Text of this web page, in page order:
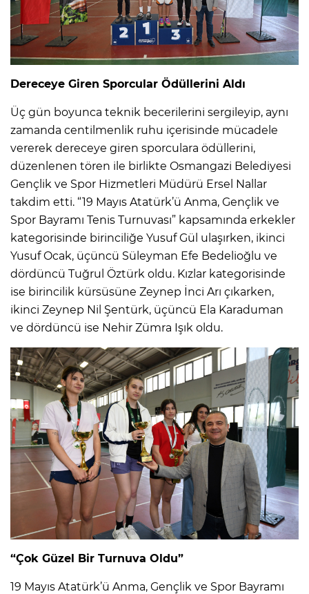
Dereceye Giren Sporcular Ödüllerini Aldı
Üç gün boyunca teknik becerilerini sergileyip, aynı
zamanda centilmenlik ruhu içerisinde mücadele
vererek dereceye giren sporculara ödüllerini,
düzenlenen tören ile birlikte Osmangazi Belediyesi
Gençlik ve Spor Hizmetleri Müdürü Ersel Nallar
takdim etti. “19 Mayıs Atatürk’ü Anma, Gençlik ve
Spor Bayramı Tenis Turnuvası” kapsamında erkekler
kategorisinde birinciliğe Yusuf Gül ulaşırken, ikinci
Yusuf Ocak, üçüncü Süleyman Efe Bedelioğlu ve
dördüncü Tuğrul Öztürk oldu. Kızlar kategorisinde
ise birincilik kürsüsüne Zeynep İnci Arı çıkarken,
ikinci Zeynep Nil Şentürk, üçüncü Ela Karaduman
ve dördüncü ise Nehir Zümra Işık oldu.
“Çok Güzel Bir Turnuva Oldu”
19 Mayıs Atatürk’ü Anma, Gençlik ve Spor Bayramı